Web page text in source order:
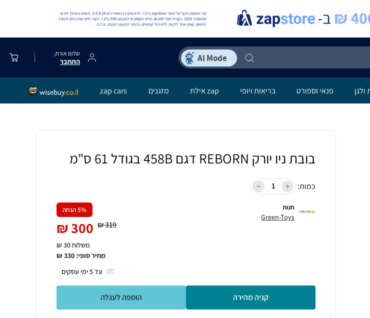
שלום אורח,
התחבר
ולגן פנאי וספורט בריאות ויופי zap אילת מזגנים zap cars
בובת ניו יורק REBORN דגם 458B בגודל 61 ס"מ
כמות:
חנות
Green-Toys
5% הנחה
319
₪
300
₪
משלוח 30 ₪
מחיר סופי: 330
₪
עד5ימי עסקים
קניה מהירה הוספה לעגלה